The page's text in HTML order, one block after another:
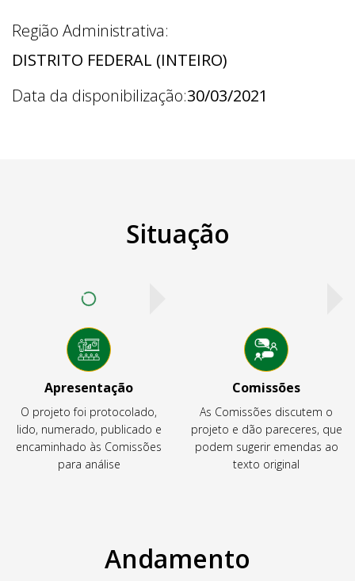
Região Administrativa:
DISTRITO FEDERAL (INTEIRO)
Data da disponibilização:30/03/2021
Situação
Apresentação
O projeto foi protocolado,
lido, numerado, publicado e
encaminhado às Comissões
para análise
Comissões
As Comissões discutem o
projeto e dão pareceres, que
podem sugerir emendas ao
texto original
Andamento